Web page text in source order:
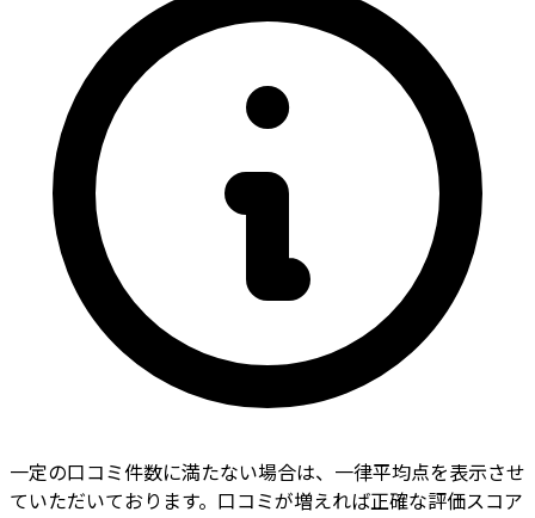
一定の口コミ件数に満たない場合は、一律平均点を表示させ
ていただいております。口コミが増えれば正確な評価スコア